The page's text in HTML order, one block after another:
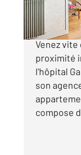
MANDAT
Venez
proximité
l'hôpital
son
compose